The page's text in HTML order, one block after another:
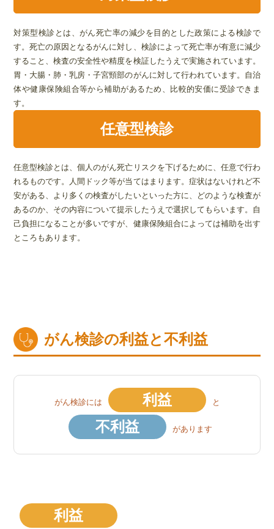
対策型検診とは、がん死亡率の減少を目的とした政策による検診で
す。死亡の原因となるがんに対し、検診によって死亡率が有意に減少
すること、検査の安全性や精度を検証したうえで実施されています。
胃・大腸・肺・乳房・子宮頸部のがんに対して行われています。自治
体や健康保険組合等から補助があるため、比較的安価に受診できま
す。
任意型検診
任意型検診とは、個人のがん死亡リスクを下げるために、任意で行わ
れるものです。人間ドック等が当てはまります。症状はないけれど不
安がある、より多くの検査がしたいといった方に、どのような検査が
あるのか、その内容について提示したうえで選択してもらいます。自
己負担になることが多いですが、健康保険組合によっては補助を出す
ところもあります。
がん検診の利益と不利益
がん検診には 利益 と
不利益 があります
利益